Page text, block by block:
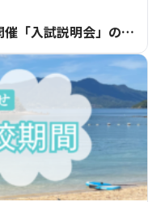
【千葉・新松戸】８月・９月開催「入試説明会」のご案内